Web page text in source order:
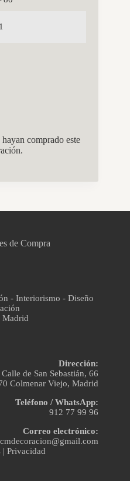
1
comprado este
de Compra
- Interiorismo - Diseño
Madrid
Dirección:
Calle de San Sebastián, 66
Colmenar Viejo, Madrid
Teléfono / WhatsApp:
912 77 99 96
Correo electrónico:
|Privacidad